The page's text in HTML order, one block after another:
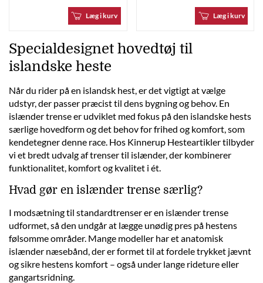
Læg i kurv Læg i kurv
Specialdesignet hovedtøj til
islandske heste
Når du rider på en islandsk hest, er det vigtigt at vælge
udstyr, der passer præcist til dens bygning og behov. En
islænder trense er udviklet med fokus på den islandske hests
særlige hovedform og det behov for frihed og komfort, som
kendetegner denne race. Hos Kinnerup Hesteartikler tilbyder
vi et bredt udvalg af trenser til islænder, der kombinerer
funktionalitet, komfort og kvalitet i ét.
Hvad gør en islænder trense særlig?
I modsætning til standardtrenser er en islænder trense
udformet, så den undgår at lægge unødig pres på hestens
følsomme områder. Mange modeller har et anatomisk
islænder næsebånd, der er formet til at fordele trykket jævnt
og sikre hestens komfort – også under lange rideture eller
gangartsridning.